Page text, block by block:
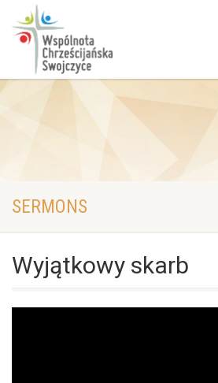
SERMONS
Wyjątkowy skarb